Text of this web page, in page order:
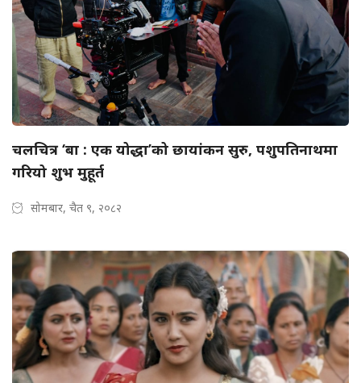
चलचित्र ‘बा : एक योद्धा’को छायांकन सुरु, पशुपतिनाथमा
गरियो शुभ मुहूर्त
सोमबार, चैत ९, २०८२